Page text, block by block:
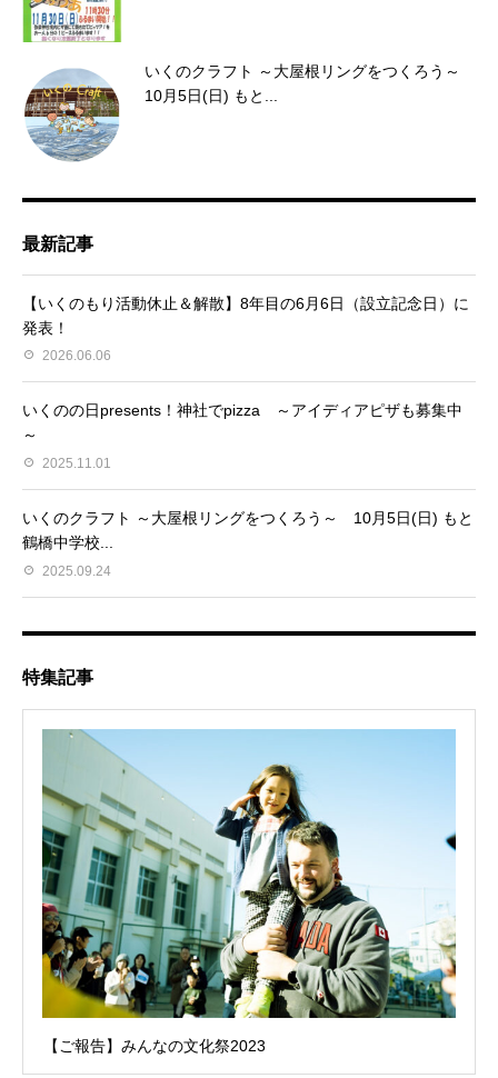
いくのクラフト ～大屋根リングをつくろう～
10月5日(日) もと...
最新記事
【いくのもり活動休止＆解散】8年目の6月6日（設立記念日）に
発表！
2026.06.06
いくのの日presents！神社でpizza ～アイディアピザも募集中
～
2025.11.01
いくのクラフト ～大屋根リングをつくろう～ 10月5日(日) もと
鶴橋中学校...
2025.09.24
特集記事
【ご報告】みんなの文化祭2023